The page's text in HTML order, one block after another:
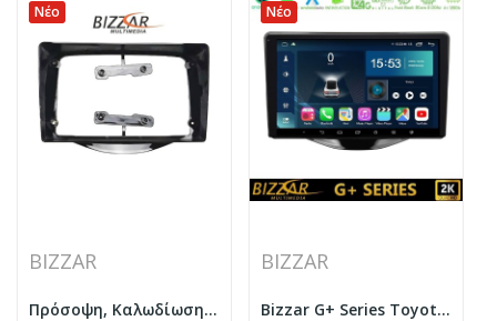
Νέο
BIZZAR
Πρόσοψη, Καλωδίωση & CANbus Box Για Toyota Aygo...
Νέο
BIZZAR
Bizzar G+ Series Toyota Aygo | Citroen C1 |...